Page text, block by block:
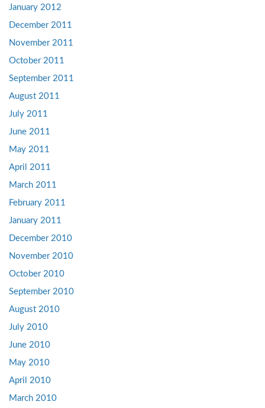
January 2012
December 2011
November 2011
October 2011
September 2011
August 2011
July 2011
June 2011
May 2011
April 2011
March 2011
February 2011
January 2011
December 2010
November 2010
October 2010
September 2010
August 2010
July 2010
June 2010
May 2010
April 2010
March 2010